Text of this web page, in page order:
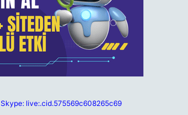
Skype: live:.cid.575569c608265c69